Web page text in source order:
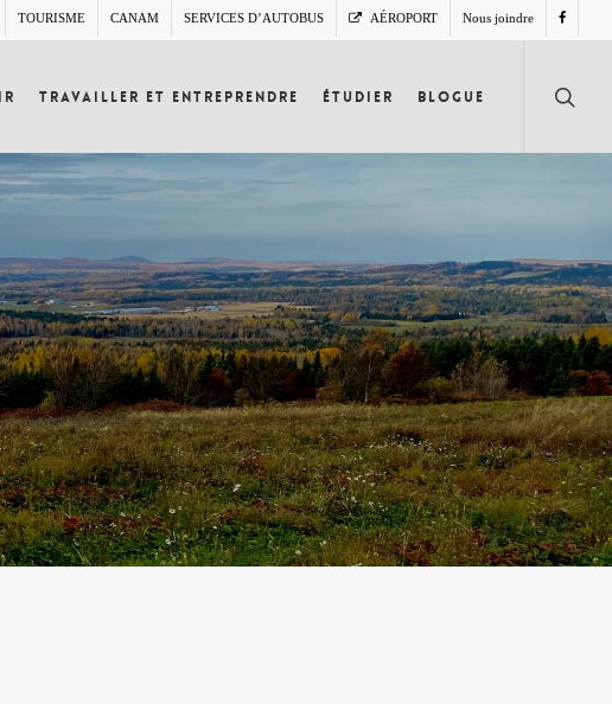
TOURISME CANAM SERVICES D’AUTOBUS AÉROPORT Nous joindre
Travailler et entreprendre Étudier Blogue